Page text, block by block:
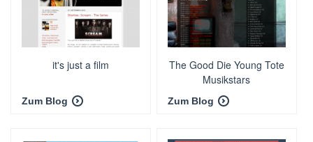
it's just a film
Zum Blog
The Good Die Young Tote
Musikstars
Zum Blog